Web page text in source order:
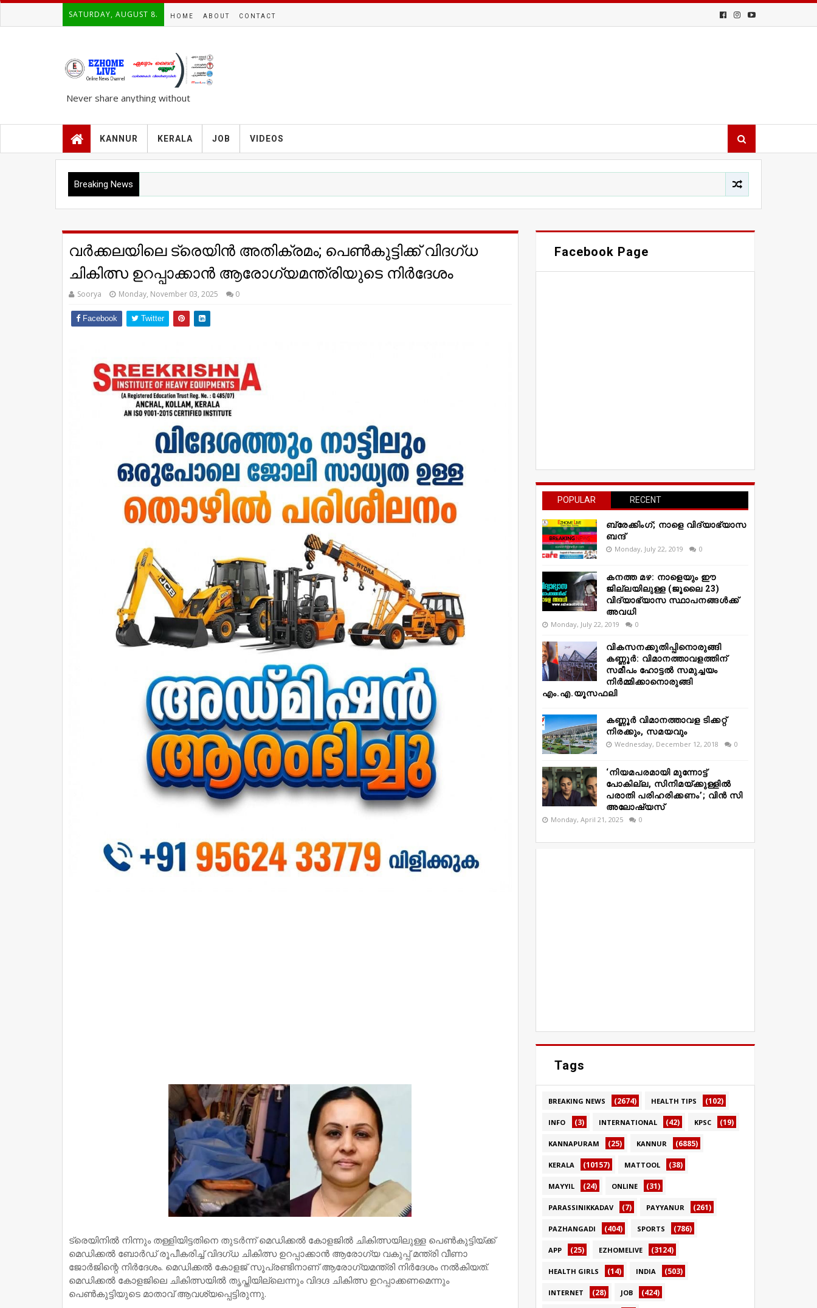
SATURDAY, AUGUST 8. HOME ABOUT CONTACT
Never share anything without
KANNUR KERALA JOB VIDEOS
Breaking News
വർക്കലയിലെ ട്രെയിൻ അതിക്രമം; പെൺകുട്ടിക്ക് വിദഗ്ധ
ചികിത്സ ഉറപ്പാക്കാന്‍ ആരോഗ്യമന്ത്രിയുടെ നിര്‍ദേശം
Soorya Monday, November 03, 2025 0
Facebook Twitter
ട്രെയിനില്‍ നിന്നും തള്ളിയിട്ടതിനെ തുടര്‍ന്ന് മെഡിക്കല്‍ കോളജില്‍ ചികിത്സയിലുള്ള പെണ്‍കുട്ടിയ്ക്ക്
മെഡിക്കല്‍ ബോര്‍ഡ് രൂപീകരിച്ച് വിദഗ്ധ ചികിത്സ ഉറപ്പാക്കാന്‍ ആരോഗ്യ വകുപ്പ് മന്ത്രി വീണാ
ജോര്‍ജിന്റെ നിർദേശം. മെഡിക്കല്‍ കോളജ് സൂപ്രണ്ടിനാണ് ആരോഗ്യമന്ത്രി നിര്‍ദേശം നല്‍കിയത്.
മെഡിക്കൽ കോളജിലെ ചികിത്സയിൽ തൃപ്തിയില്ലെന്നും വിദഗ്ദ ചികിത്സ ഉറപ്പാക്കണമെന്നും
പെൺകുട്ടിയുടെ മാതാവ് ആവശ്യപ്പെട്ടിരുന്നു.
Facebook Page
POPULAR RECENT
ബ്രേക്കിംഗ്; നാളെ വിദ്യാഭ്യാസ
ബന്ദ്
Monday, July 22, 2019 0
കനത്ത മഴ: നാളെയും ഈ
ജില്ലയിലുള്ള (ജൂലൈ 23)
വിദ്യാഭ്യാസ സ്ഥാപനങ്ങൾക്ക്
അവധി
Monday, July 22, 2019 0
വികസനക്കുതിപ്പിനൊരുങ്ങി
കണ്ണൂർ: വിമാനത്താവളത്തിന്
സമീപം ഹോട്ടൽ സമുച്ചയം
നിർമ്മിക്കാനൊരുങ്ങി
എം.എ.യൂസഫലി
കണ്ണൂർ വിമാനത്താവള ടിക്കറ്റ്
നിരക്കും, സമയവും
Wednesday, December 12, 2018 0
‘നിയമപരമായി മുന്നോട്ട്
പോകില്ല, സിനിമയ്ക്കുള്ളിൽ
പരാതി പരിഹരിക്കണം’; വിൻ സി
അലോഷ്യസ്
Monday, April 21, 2025 0
Tags
BREAKING NEWS (2674) HEALTH TIPS (102)
INFO (3) INTERNATIONAL (42) KPSC (19)
KANNAPURAM (25) KANNUR (6885)
KERALA (10157) MATTOOL (38)
MAYYIL (24) ONLINE (31)
PARASSINIKKADAV (7) PAYYANUR (261)
PAZHANGADI (404) SPORTS (786)
APP (25) EZHOMELIVE (3124)
HEALTH GIRLS (14) INDIA (503)
INTERNET (28) JOB (424)